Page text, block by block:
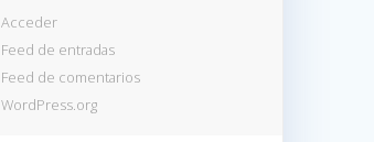
Acceder
Feed de entradas
Feed de comentarios
WordPress.org